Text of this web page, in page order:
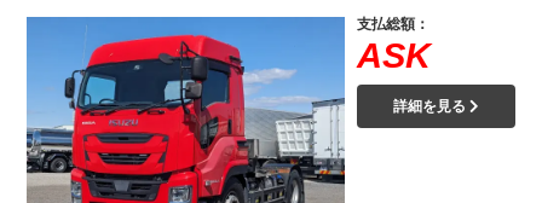
支払総額：
ASK
詳細を見る